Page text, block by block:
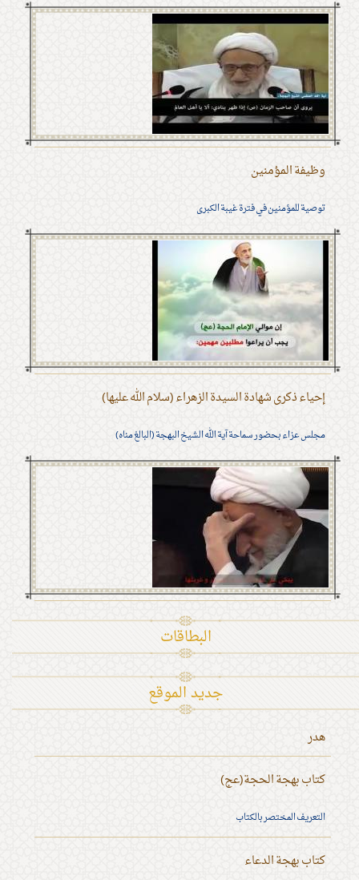
وظيفة المؤمنين
توصية للمؤمنين في فترة غيبة الكبرى
إحياء ذكرى شهادة السيدة الزهراء (سلام الله عليها)
مجلس عزاء بحضور سماحة آية الله الشيخ البهجة (البالغ مناه)
البطاقات
جديد الموقع
هدر
كتاب بهجة الحجة(عج)
التعريف المختصر بالكتاب
كتاب بهجة الدعاء